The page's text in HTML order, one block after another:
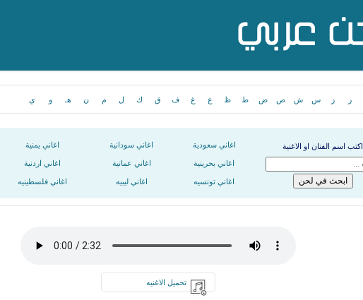
ر ز س ش ص ض ط ظ ع غ ف ق ك ل م ن هـ و ي
اكتب اسم الفنان او الاغنية اغاني سعودية اغاني سودانية اغاني يمنية
اغاني بحرينية اغاني عمانية اغاني اردنية
اغاني تونسيه اغاني ليبيه اغاني فلسطينيه
تحميل الاغنيه